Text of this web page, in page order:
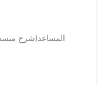
المساعد(شرح مبسط